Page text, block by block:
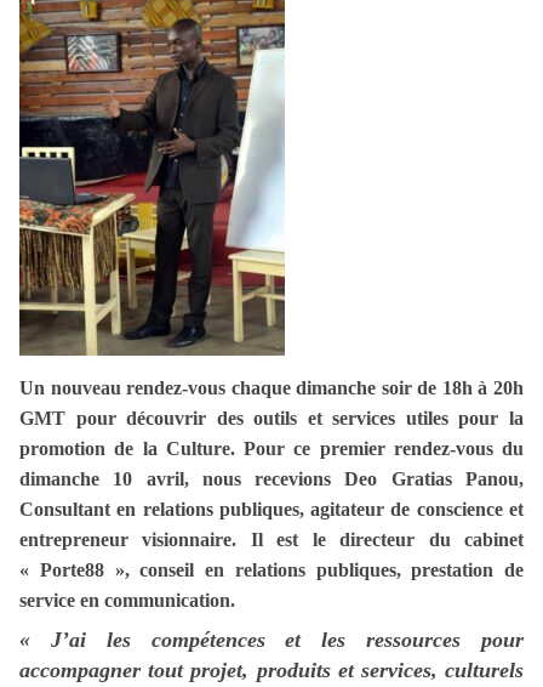
Un nouveau rendez-vous chaque dimanche soir de 18h à 20h
GMT pour découvrir des outils et services utiles pour la
promotion de la Culture. Pour ce premier rendez-vous du
dimanche 10 avril, nous recevions Deo Gratias Panou,
Consultant en relations publiques, agitateur de conscience et
entrepreneur visionnaire. Il est le directeur du cabinet
« Porte88 », conseil en relations publiques, prestation de
service en communication.
« J’ai les compétences et les ressources pour
accompagner tout projet, produits et services, culturels